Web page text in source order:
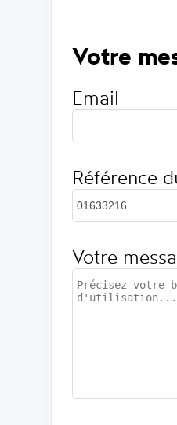
Votre
Email
Référence
Votre